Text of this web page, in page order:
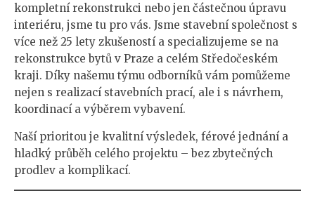
kompletní rekonstrukci nebo jen částečnou úpravu
interiéru, jsme tu pro vás. Jsme stavební společnost s
více než 25 lety zkušeností a specializujeme se na
rekonstrukce bytů v Praze a celém Středočeském
kraji. Díky našemu týmu odborníků vám pomůžeme
nejen s realizací stavebních prací, ale i s návrhem,
koordinací a výběrem vybavení.
Naší prioritou je kvalitní výsledek, férové jednání a
hladký průběh celého projektu – bez zbytečných
prodlev a komplikací.